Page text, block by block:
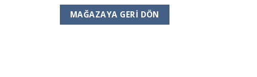
MAĞAZAYA GERI DÖN